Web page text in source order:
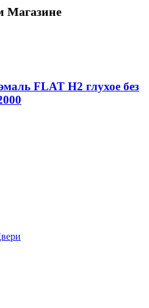
Магазине
FLAT H2 глухое без